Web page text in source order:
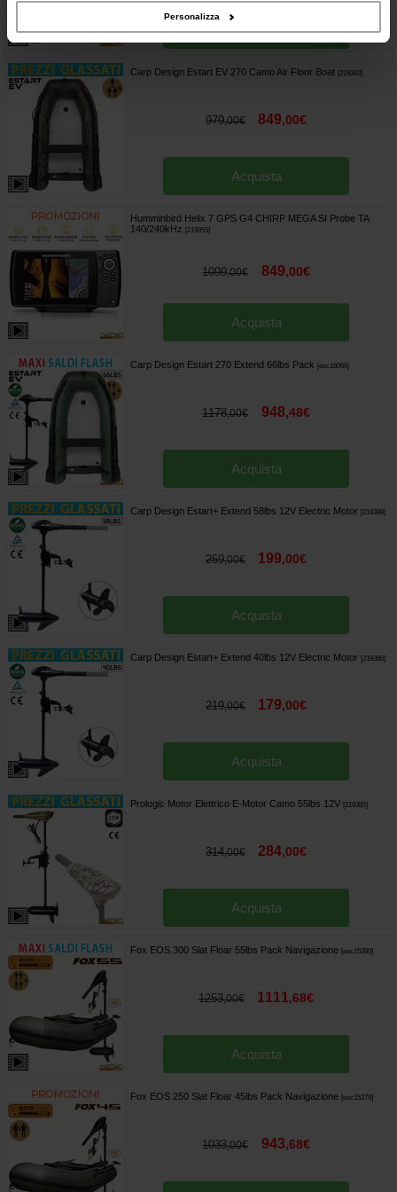
Personalizza
Acquista
Carp Design Estart EV 270 Camo Air Floor Boat 219383]
979,00€ 849,00€
Acquista
Humminbird Helix 7 GPS G4 CHIRP MEGA SI Probe TA
140/240kHz
219955]
1099,00€ 849,00€
Acquista
Carp Design Estart 270 Extend 66lbs Pack [esc16066]
1178,00€ 948,48€
Acquista
Carp Design Estart+ Extend 58lbs 12V Electric Motor 219388]
269,00€ 199,00€
Acquista
Carp Design Estart+ Extend 40lbs 12V Electric Motor 219386]
219,00€ 179,00€
Acquista
Prologic Motor Elettrico E-Motor Camo 55lbs 12V 219385]
314,00€ 284,00€
Acquista
Fox EOS 300 Slat Floar 55lbs Pack Navigazione [esc15280]
1253,00€ 1111,68€
Acquista
Fox EOS 250 Slat Floar 45lbs Pack Navigazione [esc15279]
1033,00€ 943,68€